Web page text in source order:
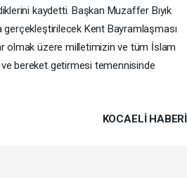
kaydetti. Başkan Muzaffer Bıyık
gerçekleştirilecek Kent Bayramlaşması
olmak üzere milletimizin ve tüm İslam
ve bereket getirmesi temennisinde
KOCAELI HABERİ